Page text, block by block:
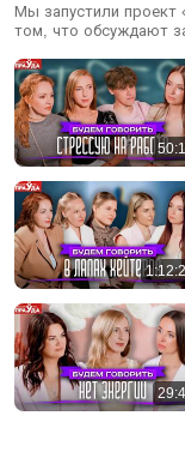
Мы запустили проект
том, что обсуждают